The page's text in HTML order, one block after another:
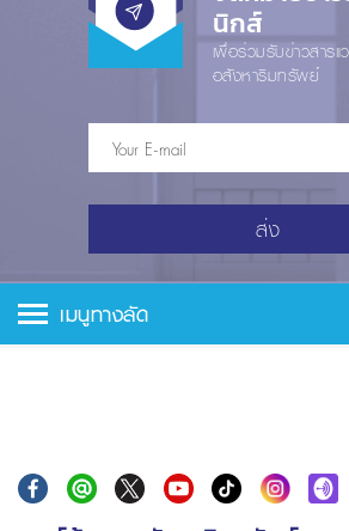
นิกส์
เพื่อร่วมรับข่าวสารแ
อสังหาริมทรัพย์
ส่ง
เมนูทางลัด